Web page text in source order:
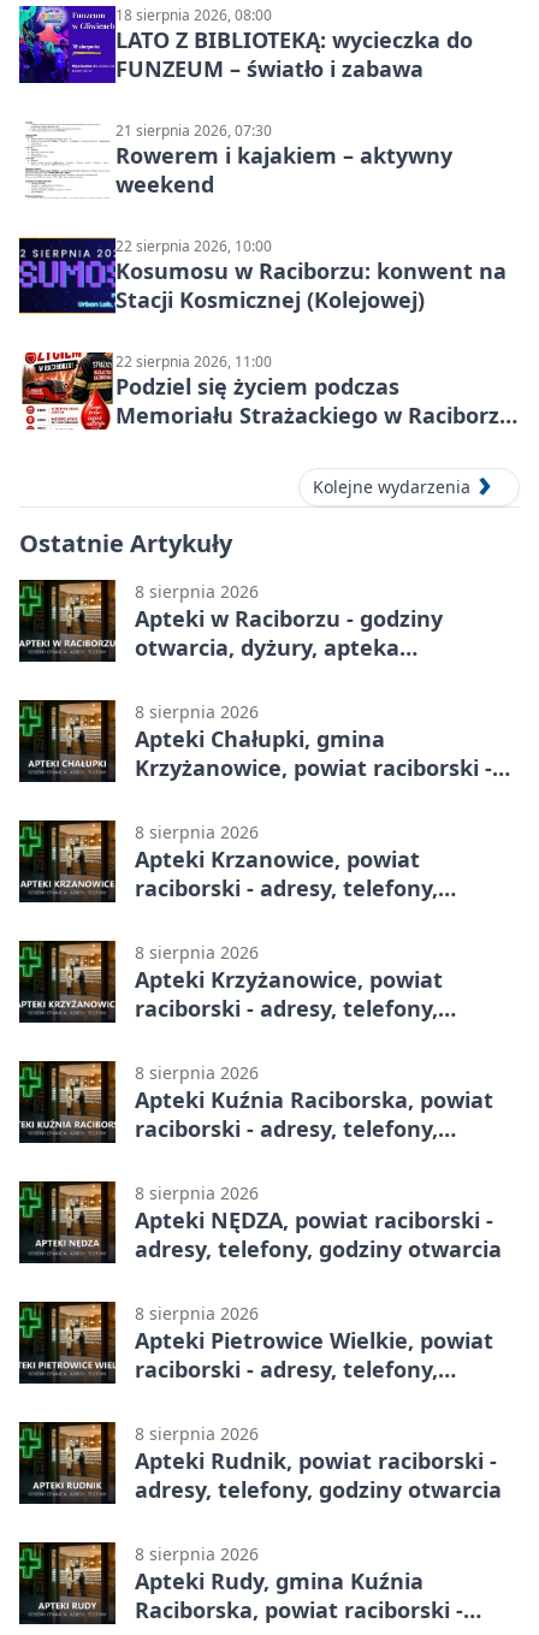
18 sierpnia 2026, 08:00
LATO Z BIBLIOTEKĄ: wycieczka do
FUNZEUM – światło i zabawa
21 sierpnia 2026, 07:30
Rowerem i kajakiem – aktywny
weekend
22 sierpnia 2026, 10:00
Kosumosu w Raciborzu: konwent na
Stacji Kosmicznej (Kolejowej)
22 sierpnia 2026, 11:00
Podziel się życiem podczas
Memoriału Strażackiego w Raciborzu
Kolejne wydarzenia
Ostatnie Artykuły
8 sierpnia 2026
Apteki w Raciborzu - godziny
otwarcia, dyżury, apteka
8 sierpnia 2026
Apteki Chałupki, gmina
Krzyżanowice, powiat raciborski -
8 sierpnia 2026
Apteki Krzanowice, powiat
raciborski - adresy, telefony,
8 sierpnia 2026
Apteki Krzyżanowice, powiat
raciborski - adresy, telefony,
8 sierpnia 2026
Apteki Kuźnia Raciborska, powiat
raciborski - adresy, telefony,
8 sierpnia 2026
Apteki NĘDZA, powiat raciborski -
adresy, telefony, godziny otwarcia
8 sierpnia 2026
Apteki Pietrowice Wielkie, powiat
raciborski - adresy, telefony,
8 sierpnia 2026
Apteki Rudnik, powiat raciborski -
adresy, telefony, godziny otwarcia
8 sierpnia 2026
Apteki Rudy, gmina Kuźnia
Raciborska, powiat raciborski -